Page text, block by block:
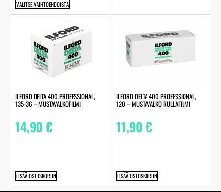
VALITSE VAIHTOEHDOISTA
ILFORD DELTA 400 PROFESSIONAL,
135-36 – MUSTAVALKOFILMI
14,90€
LISÄÄ OSTOSKORIIN
ILFORD DELTA 400 PROFESSIONAL,
120 – MUSTAVALKO RULLAFILMI
11,90€
LISÄÄ OSTOSKORIIN